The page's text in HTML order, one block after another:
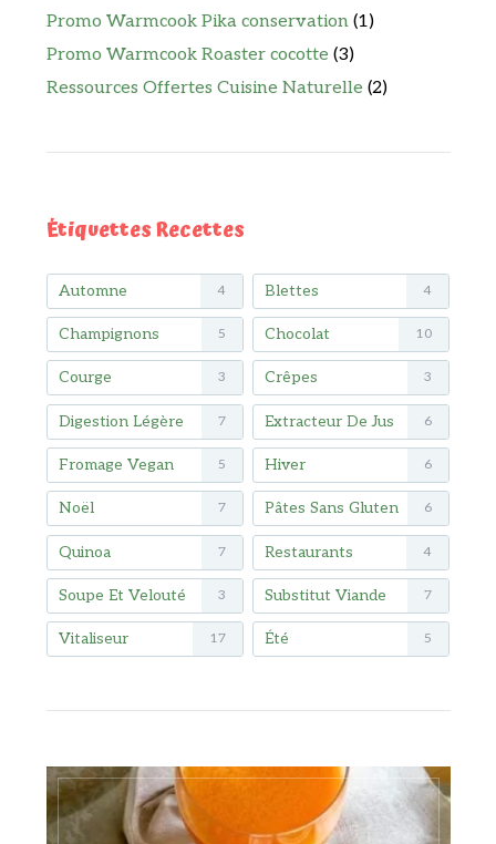
Promo Warmcook Pika conservation (1)
Promo Warmcook Roaster cocotte (3)
Ressources Offertes Cuisine Naturelle (2)
Étiquettes Recettes
Automne 4 Blettes 4
Champignons 5 Chocolat 10
Courge 3 Crêpes 3
Digestion Légère 7 Extracteur De Jus 6
Fromage Vegan 5 Hiver 6
Noël 7 Pâtes Sans Gluten 6
Quinoa 7 Restaurants 4
Soupe Et Velouté 3 Substitut Viande 7
Vitaliseur 17 Été 5